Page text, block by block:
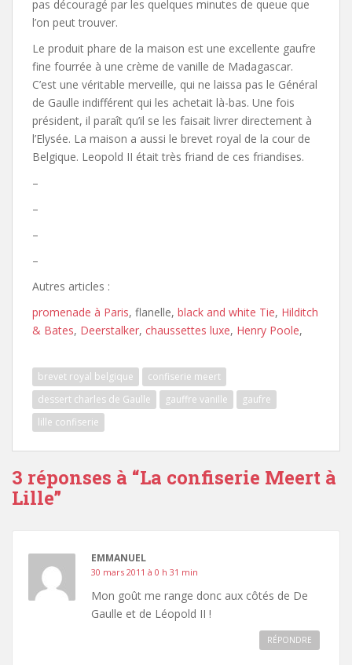
pas découragé par les quelques minutes de queue que
l’on peut trouver.
Le produit phare de la maison est une excellente gaufre
fine fourrée à une crème de vanille de Madagascar.
C’est une véritable merveille, qui ne laissa pas le Général
de Gaulle indifférent qui les achetait là-bas. Une fois
président, il paraît qu’il se les faisait livrer directement à
l’Elysée. La maison a aussi le brevet royal de la cour de
Belgique. Leopold II était très friand de ces friandises.
–
–
–
–
Autres articles :
promenade à Paris, flanelle, black and white Tie, Hilditch
& Bates, Deerstalker, chaussettes luxe, Henry Poole,
brevet royal belgique
confiserie meert
dessert charles de Gaulle
gauffre vanille
gaufre
lille confiserie
3 réponses à “La confiserie Meert à
Lille”
EMMANUEL
30 mars 2011 à 0 h 31 min
Mon goût me range donc aux côtés de De
Gaulle et de Léopold II !
RÉPONDRE